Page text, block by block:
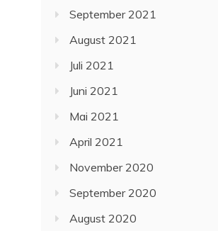
September 2021
August 2021
Juli 2021
Juni 2021
Mai 2021
April 2021
November 2020
September 2020
August 2020